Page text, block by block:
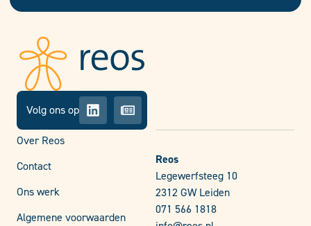
Volg ons op
Over Reos
Contact
Ons werk
Algemene voorwaarden
Reos
Legewerfsteeg 10
2312 GW Leiden
071 566 1818